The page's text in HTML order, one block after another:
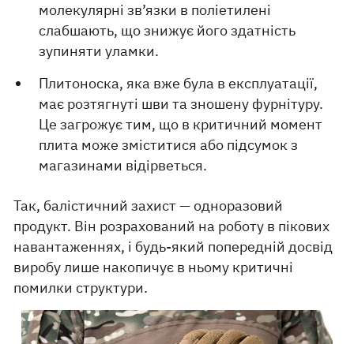
молекулярні зв’язки в поліетилені
слабшають, що знижує його здатність
зупиняти уламки.
Плитоноска, яка вже була в експлуатації,
має розтягнуті шви та зношену фурнітуру.
Це загрожує тим, що в критичний момент
плита може зміститися або підсумок з
магазинами відірветься.
Так, балістичний захист — одноразовий
продукт. Він розрахований на роботу в пікових
навантаженнях, і будь-який попередній досвід
виробу лише накопичує в ньому критичні
помилки структури.